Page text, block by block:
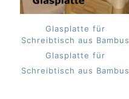
Glasplatte für
Schreibtisch aus Bambus
Glasplatte für
Schreibtisch aus Bambus